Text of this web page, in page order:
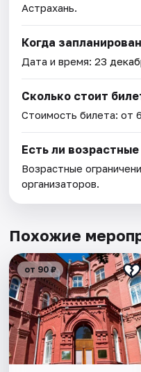
Астрахань.
Когда
Дата и время:23
Сколько стоит
Стоимость билета: от
Есть ли
Возрастные
организаторов.
Похожие
от 90 ₽